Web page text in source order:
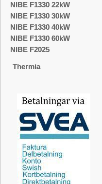
NIBE F1330 22kW
NIBE F1330 30kW
NIBE F1330 40kW
NIBE F1330 60kW
NIBE F2025
Thermia